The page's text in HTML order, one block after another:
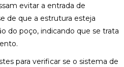
evitar a entrada de
de que a estrutura esteja
do poço, indicando que se trata
para verificar se o sistema de